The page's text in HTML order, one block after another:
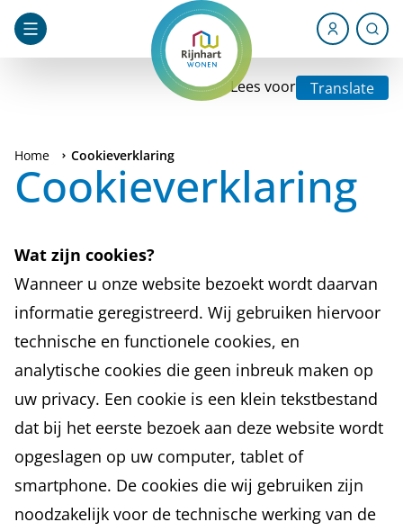
Lees voor Translate
Home Cookieverklaring
Cookieverklaring
Wat zijn cookies?
Wanneer u onze website bezoekt wordt daarvan
informatie geregistreerd. Wij gebruiken hiervoor
technische en functionele cookies, en
analytische cookies die geen inbreuk maken op
uw privacy. Een cookie is een klein tekstbestand
dat bij het eerste bezoek aan deze website wordt
opgeslagen op uw computer, tablet of
smartphone. De cookies die wij gebruiken zijn
noodzakelijk voor de technische werking van de